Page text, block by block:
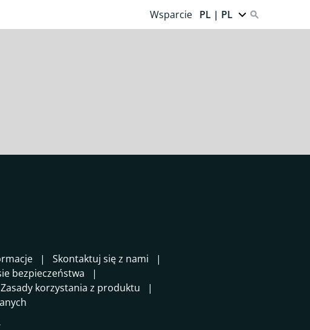
Wsparcie PL | PL
Skontaktuj się z nami
bezpieczeństwa
Zasady korzystania z produktu